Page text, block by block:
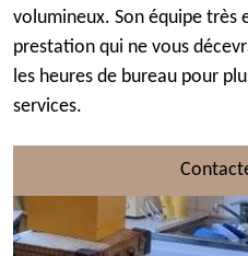
volumineux. Son équipe très
prestation qui ne vous
les heures de bureau pour
services.